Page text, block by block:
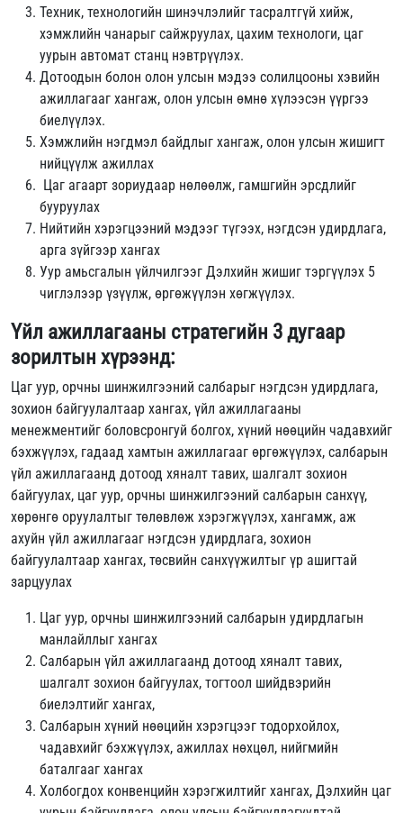
Техник, технологийн шинэчлэлийг тасралтгүй хийж,
хэмжлийн чанарыг сайжруулах, цахим технологи, цаг
уурын автомат станц нэвтрүүлэх.
Дотоодын болон олон улсын мэдээ солилцооны хэвийн
ажиллагааг хангаж, олон улсын өмнө хүлээсэн үүргээ
биелүүлэх.
Хэмжлийн нэгдмэл байдлыг хангаж, олон улсын жишигт
нийцүүлж ажиллах
Цаг агаарт зориудаар нөлөөлж, гамшгийн эрсдлийг
бууруулах
Нийтийн хэрэгцээний мэдээг түгээх, нэгдсэн удирдлага,
арга зүйгээр хангах
Уур амьсгалын үйлчилгээг Дэлхийн жишиг тэргүүлэх 5
чиглэлээр үзүүлж, өргөжүүлэн хөгжүүлэх.
Үйл ажиллагааны стратегийн 3 дугаар
зорилтын хүрээнд:
Цаг уур, орчны шинжилгээний салбарыг нэгдсэн удирдлага,
зохион байгуулалтаар хангах, үйл ажиллагааны
менежментийг боловсронгуй болгох, хүний нөөцийн чадавхийг
бэхжүүлэх, гадаад хамтын ажиллагааг өргөжүүлэх, салбарын
үйл ажиллагаанд дотоод хяналт тавих, шалгалт зохион
байгуулах, цаг уур, орчны шинжилгээний салбарын санхүү,
хөрөнгө оруулалтыг төлөвлөж хэрэгжүүлэх, хангамж, аж
ахуйн үйл ажиллагааг нэгдсэн удирдлага, зохион
байгуулалтаар хангах, төсвийн санхүүжилтыг үр ашигтай
зарцуулах
Цаг уур, орчны шинжилгээний салбарын удирдлагын
манлайллыг хангах
Салбарын үйл ажиллагаанд дотоод хяналт тавих,
шалгалт зохион байгуулах, тогтоол шийдвэрийн
биелэлтийг хангах,
Салбарын хүний нөөцийн хэрэгцээг тодорхойлох,
чадавхийг бэхжүүлэх, ажиллах нөхцөл, нийгмийн
баталгааг хангах
Холбогдох конвенцийн хэрэгжилтийг хангах, Дэлхийн цаг